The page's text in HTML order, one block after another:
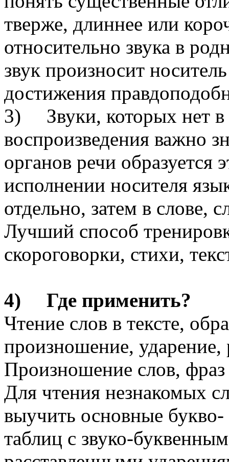
тверже, длиннее или
относительно звука в
звук произносит
достижения
3) Звуки, которых нет в
воспроизведения важно
органов речи образуется
исполнении носителя
отдельно, затем в слове,
Лучший способ
скороговорки, стихи,
4) Где применить?
Чтение слов в тексте,
произношение,
Произношение слов,
Для чтения незнакомых
выучить основные
таблиц с звуко-